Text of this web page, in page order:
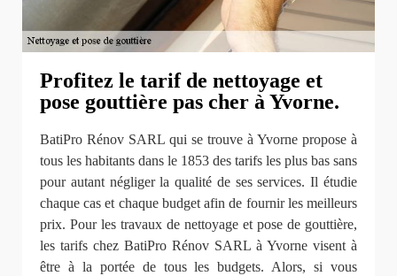
Profitez le tarif de nettoyage et
pose gouttière pas cher à Yvorne.
BatiPro Rénov SARL qui se trouve à Yvorne propose à
tous les habitants dans le 1853 des tarifs les plus bas sans
pour autant négliger la qualité de ses services. Il étudie
chaque cas et chaque budget afin de fournir les meilleurs
prix. Pour les travaux de nettoyage et pose de gouttière,
les tarifs chez BatiPro Rénov SARL à Yvorne visent à
être à la portée de tous les budgets. Alors, si vous